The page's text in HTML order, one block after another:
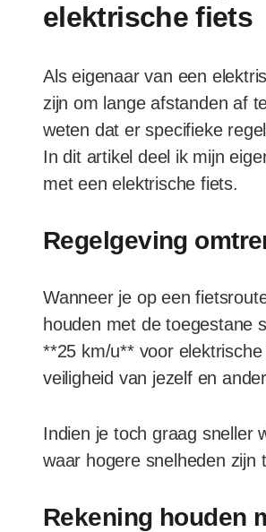
elektrische fiets
Als eigenaar van een
zijn om lange afstanden af
weten dat er specifieke
In dit artikel deel ik mijn
met een elektrische fiets.
Regelgeving
Wanneer je op een
houden met de toegestane
**25 km/u** voor
veiligheid van jezelf en
Indien je toch graag sneller
waar hogere snelheden zijn
Rekening houden